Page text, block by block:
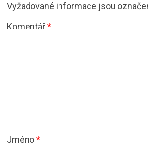
Vyžadované informace jsou
Komentář*
Jméno*